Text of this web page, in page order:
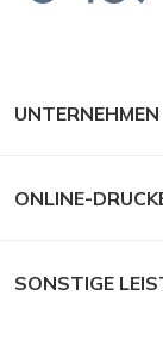
UNTERNEHMEN
ONLINE-
SONSTIGE